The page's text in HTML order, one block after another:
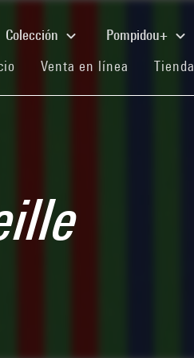
Colección Pompidou+
(current)
Venta en línea (current)
Tienda